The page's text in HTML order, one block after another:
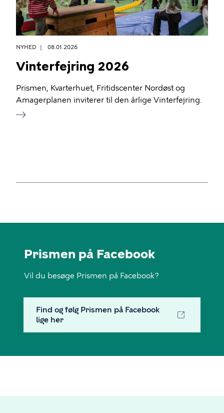
NYHED 08.01.2026
Vinterfejring 2026
Prismen, Kvarterhuet, Fritidscenter Nordøst og
Amagerplanen inviterer til den årlige Vinterfejring.
Prismen på Facebook
Vil du besøge Prismen på Facebook?
Find og følg Prismen på Facebook
lige her